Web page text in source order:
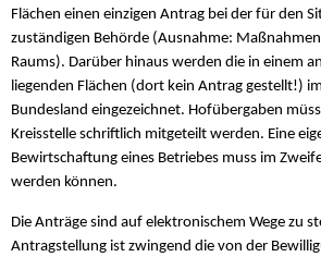
Flächen einen einzigen Antrag bei der für den
zuständigen Behörde (Ausnahme:
Raums). Darüber hinaus werden die in einem
liegenden Flächen (dort kein Antrag gestellt!)
Bundesland eingezeichnet. Hofübergaben
Kreisstelle schriftlich mitgeteilt werden. Eine
Bewirtschaftung eines Betriebes muss im
werden können.
Die Anträge sind auf elektronischem Wege zu
Antragstellung ist zwingend die von der